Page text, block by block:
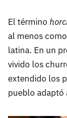
El término
al menos
latina. En un
vivido los
extendido los
pueblo adaptó